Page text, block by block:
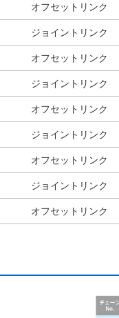
オフセットリンク
ジョイントリンク
オフセットリンク
ジョイントリンク
オフセットリンク
ジョイントリンク
オフセットリンク
ジョイントリンク
オフセットリンク